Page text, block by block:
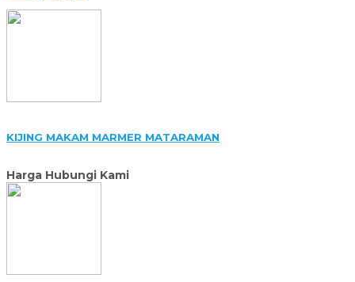
KIJING MAKAM MARMER MATARAMAN
Harga Hubungi Kami